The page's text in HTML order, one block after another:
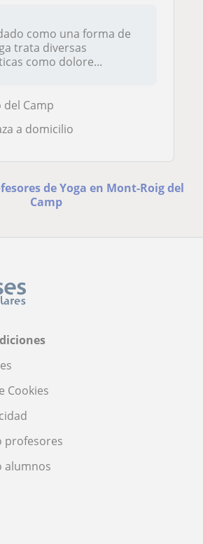
como una forma de
trata diversas
como dolore...
Camp
a domicilio
de Yoga en Mont-Roig del
Camp
Cookies
profesores
alumnos